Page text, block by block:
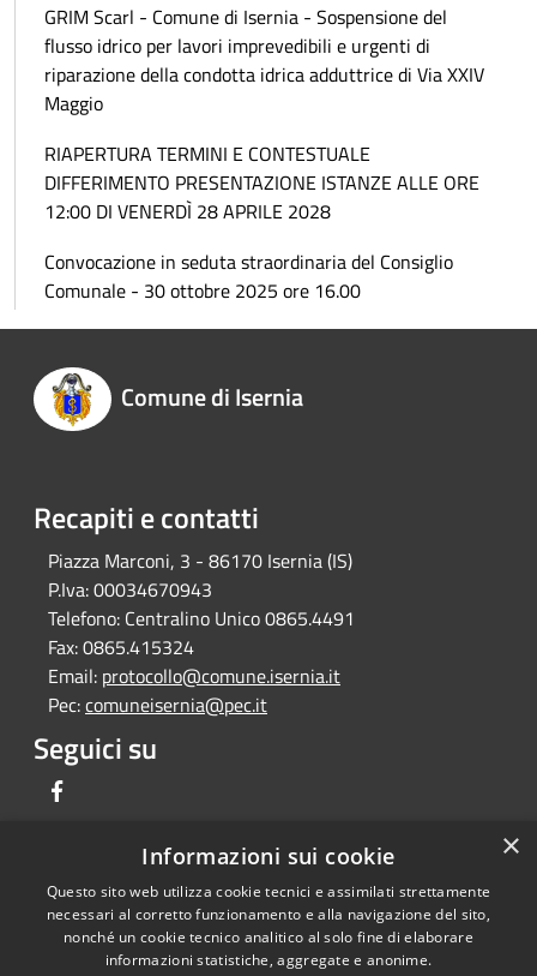
GRIM Scarl - Comune di Isernia - Sospensione del
flusso idrico per lavori imprevedibili e urgenti di
riparazione della condotta idrica adduttrice di Via XXIV
Maggio
RIAPERTURA TERMINI E CONTESTUALE
DIFFERIMENTO PRESENTAZIONE ISTANZE ALLE ORE
12:00 DI VENERDÌ 28 APRILE 2028
Convocazione in seduta straordinaria del Consiglio
Comunale - 30 ottobre 2025 ore 16.00
Comune di Isernia
Recapiti e contatti
Piazza Marconi, 3 - 86170 Isernia (IS)
P.Iva:00034670943
Telefono: Centralino Unico 0865.4491
Fax:0865.415324
Email: protocollo@comune.isernia.it
Pec:comuneisernia@pec.it
Seguici su
RSS
Accessibilità
Copyright © 2026 • Comune di
Isernia • Powered by
Municipium•Accesso
×
Informazioni sui cookie
Questo sito web utilizza cookie tecnici e assimilati strettamente
necessari al corretto funzionamento e alla navigazione del sito,
nonché un cookie tecnico analitico al solo fine di elaborare
informazioni statistiche, aggregate e anonime.